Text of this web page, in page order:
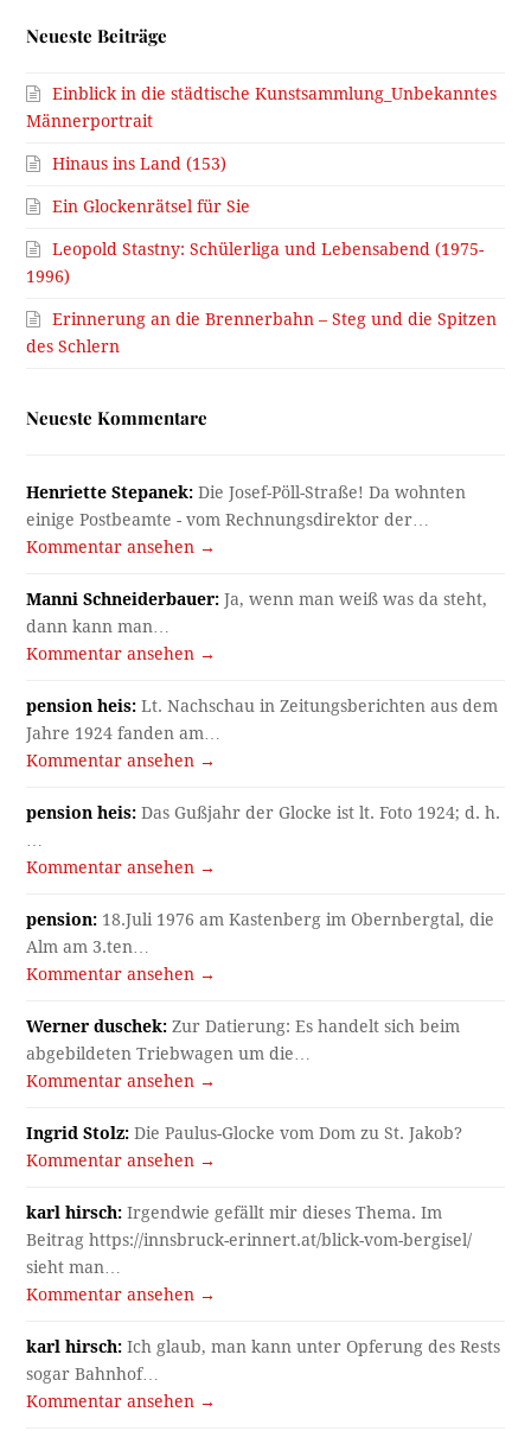
Neueste Beiträge
Einblick in die städtische Kunstsammlung_Unbekanntes
Männerportrait
Hinaus ins Land (153)
Ein Glockenrätsel für Sie
Leopold Stastny: Schülerliga und Lebensabend (1975-
1996)
Erinnerung an die Brennerbahn – Steg und die Spitzen
des Schlern
Neueste Kommentare
Henriette Stepanek: Die Josef-Pöll-Straße! Da wohnten
einige Postbeamte - vom Rechnungsdirektor der…
Kommentar ansehen →
Manni Schneiderbauer: Ja, wenn man weiß was da steht,
dann kann man…
Kommentar ansehen →
pension heis: Lt. Nachschau in Zeitungsberichten aus dem
Jahre 1924 fanden am…
Kommentar ansehen →
pension heis: Das Gußjahr der Glocke ist lt. Foto 1924; d. h.
Kommentar ansehen →
pension: 18.Juli 1976 am Kastenberg im Obernbergtal, die
Alm am 3.ten…
Kommentar ansehen →
Werner duschek: Zur Datierung: Es handelt sich beim
abgebildeten Triebwagen um die…
Kommentar ansehen →
Ingrid Stolz: Die Paulus-Glocke vom Dom zu St. Jakob?
Kommentar ansehen →
karl hirsch: Irgendwie gefällt mir dieses Thema. Im
Beitrag https://innsbruck-erinnert.at/blick-vom-bergisel/
sieht man…
Kommentar ansehen →
karl hirsch: Ich glaub, man kann unter Opferung des Rests
sogar Bahnhof…
Kommentar ansehen →